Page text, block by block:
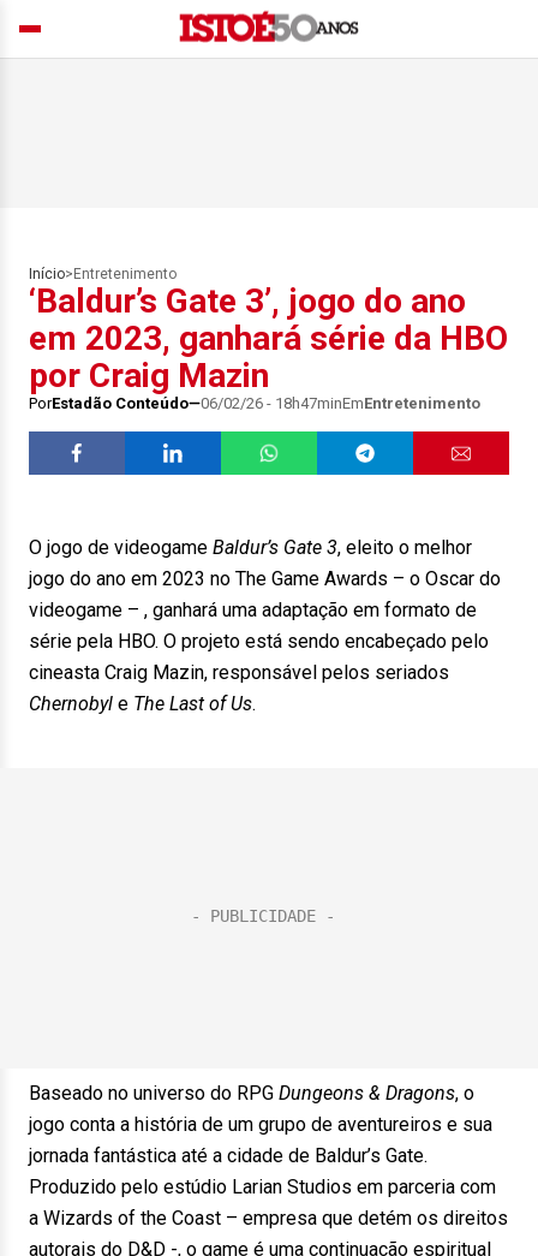
Início> Entretenimento
‘Baldur’s Gate 3’, jogo do ano
em 2023, ganhará série da HBO
por Craig Mazin
PorEstadão Conteúdo 06/02/26 - 18h47minEmEntretenimento
O jogo de videogame Baldur’s Gate 3, eleito o melhor
jogo do ano em 2023 no The Game Awards – o Oscar do
videogame – , ganhará uma adaptação em formato de
série pela HBO. O projeto está sendo encabeçado pelo
cineasta Craig Mazin, responsável pelos seriados
Chernobyl e The Last of Us.
Baseado no universo do RPG Dungeons & Dragons, o
jogo conta a história de um grupo de aventureiros e sua
jornada fantástica até a cidade de Baldur’s Gate.
Produzido pelo estúdio Larian Studios em parceria com
a Wizards of the Coast – empresa que detém os direitos
autorais do D&D -, o game é uma continuação espiritual